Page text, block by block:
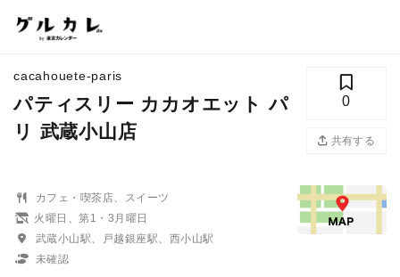
cacahouete-paris
パティスリー カカオエット パ
リ 武蔵小山店
0
共有する
カフェ・喫茶店、スイーツ
火曜日、第1・3月曜日
武蔵小山駅、戸越銀座駅、西小山駅
未確認